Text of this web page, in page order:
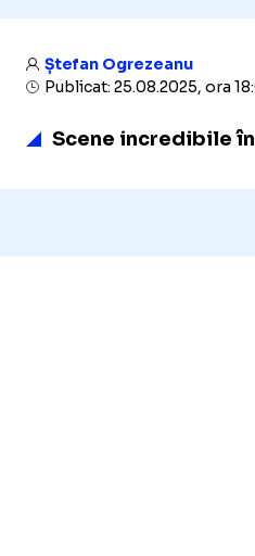
Ștefan Ogrezeanu
Publicat: 25.08.2025, ora
Scene incredibile